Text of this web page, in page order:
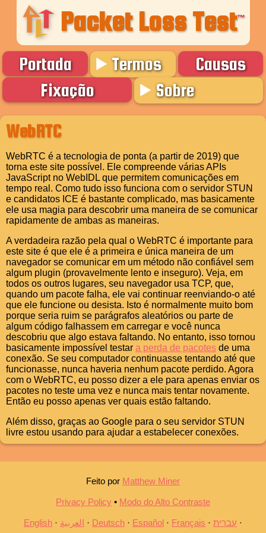
Packet Loss Test™
Portada Termos
Causas
Fixação
Sobre
WebRTC
WebRTC é a tecnologia de ponta (a partir de 2019) que
torna este site possível. Ele compreende várias APIs
JavaScript no WebIDL que permitem comunicações em
tempo real. Como tudo isso funciona com o servidor STUN
e candidatos ICE é bastante complicado, mas basicamente
ele usa magia para descobrir uma maneira de se comunicar
rapidamente de ambas as maneiras.
A verdadeira razão pela qual o WebRTC é importante para
este site é que ele é a primeira e única maneira de um
navegador se comunicar em um método não confiável sem
algum plugin (provavelmente lento e inseguro). Veja, em
todos os outros lugares, seu navegador usa TCP, que,
quando um pacote falha, ele vai continuar reenviando-o até
que ele funcione ou desista. Isto é normalmente muito bom
porque seria ruim se parágrafos aleatórios ou parte de
algum código falhassem em carregar e você nunca
descobriu que algo estava faltando. No entanto, isso tornou
basicamente impossível testar a perda de pacotes de uma
conexão. Se seu computador continuasse tentando até que
funcionasse, nunca haveria nenhum pacote perdido. Agora
com o WebRTC, eu posso dizer a ele para apenas enviar os
pacotes no teste uma vez e nunca mais tentar novamente.
Então eu posso apenas ver quais estão faltando.
Além disso, graças ao Google para o seu servidor STUN
livre estou usando para ajudar a estabelecer conexões.
Feito por Matthew Miner
Privacy Policy • Modo do Alto Contraste
English العربية Deutsch Español Français
עברית